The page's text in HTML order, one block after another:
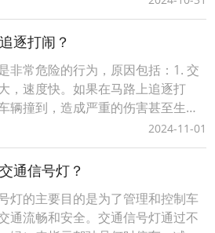
了交通规则，增加了安全隐患。3.
车辆来往外，还有其他不安全因
，这些都可能造成摔倒
逐打闹？
非常危险的行为，原因包括：1. 交
，速度快。如果在马路上追逐打
辆撞到，造成严重的伤害甚至生命
在驾驶过程中需要集中注意力观察
或障碍物，可能会因为反应不及而
况：马路的路面通常比人行道更
伤的可能性和严重程度都
2024-11-01
通信号灯？
灯的主要目的是为了管理和控制车
通流畅和安全。交通信号灯通过不